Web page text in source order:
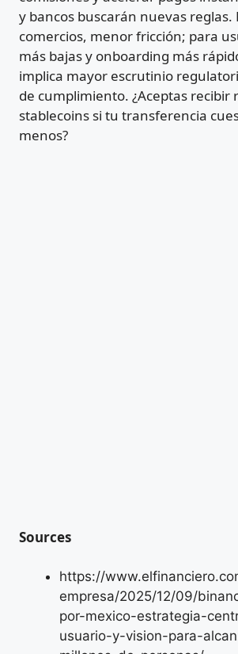
y bancos buscarán nuevas reglas.
comercios, menor fricción; para
más bajas y onboarding más
implica mayor escrutinio
de cumplimiento. ¿Aceptas recibir
stablecoins si tu transferencia
menos?
Sources
https://
empresa/2025/12/09/
por-mexico-estrategia-
usuario-y-vision-para-